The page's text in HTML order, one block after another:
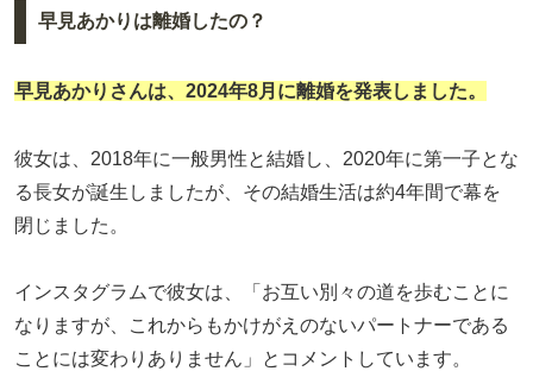
早見あかりは離婚したの？
早見あかり さんは、2024年8月に離婚を発表しました。
彼女は、2018年に一般男性と結婚し、2020年に第一子とな
る長女が誕生しましたが、その結婚生活は約4年間で幕を
閉じました。
インスタグラムで彼女は、「お互い別々の道を歩むことに
なりますが、これからもかけがえのないパートナーである
ことには変わりありません」とコメントしています。